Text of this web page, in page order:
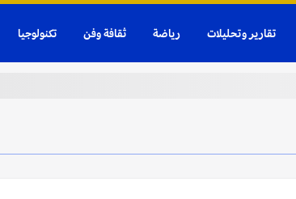
تقارير وتحليلات رياضة ثقافة وفن تكنولوجيا